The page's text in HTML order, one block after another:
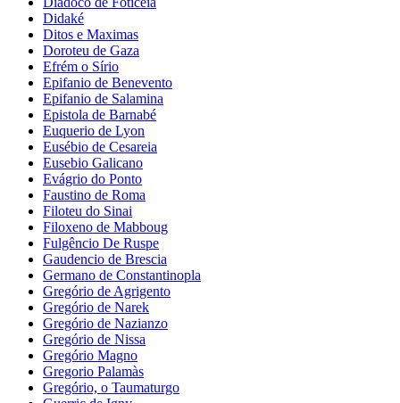
Didaké
Ditos e Maximas
Doroteu de Gaza
Efrém o Sírio
Epifanio de Benevento
Epifanio de Salamina
Epistola de Barnabé
Euquerio de Lyon
Eusébio de Cesareia
Eusebio Galicano
Evágrio do Ponto
Faustino de Roma
Filoteu do Sinai
Filoxeno de Mabboug
Fulgêncio De Ruspe
Gaudencio de Brescia
Germano de Constantinopla
Gregório de Agrigento
Gregório de Narek
Gregório de Nazianzo
Gregório de Nissa
Gregório Magno
Gregorio Palamàs
Gregório, o Taumaturgo